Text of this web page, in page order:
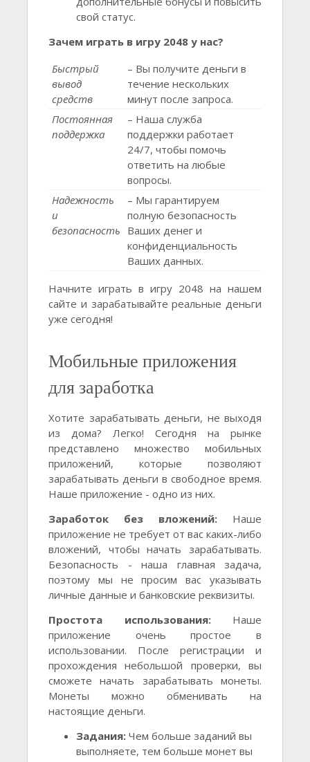
свой статус.
Зачем играть в игру 2048 у нас?
Быстрый
вывод
средств
– Вы получите деньги в
течение нескольких
минут после запроса.
Постоянная
поддержка
– Наша служба
поддержки работает
24/7, чтобы помочь
ответить на любые
вопросы.
Надежность
и
безопасность
– Мы гарантируем
полную безопасность
Ваших денег и
конфиденциальность
Ваших данных.
Начните играть в игру 2048 на нашем
сайте и зарабатывайте реальные деньги
уже сегодня!
Мобильные приложения
для заработка
Хотите зарабатывать деньги, не выходя
из дома? Легко! Сегодня на рынке
представлено множество мобильных
приложений, которые позволяют
зарабатывать деньги в свободное время.
Наше приложение - одно из них.
Заработок без вложений: Наше
приложение не требует от вас каких-либо
вложений, чтобы начать зарабатывать.
Безопасность - наша главная задача,
поэтому мы не просим вас указывать
личные данные и банковские реквизиты.
Простота использования:Наше
приложение очень простое в
использовании. После регистрации и
прохождения небольшой проверки, вы
сможете начать зарабатывать монеты.
Монеты можно обменивать на
настоящие деньги.
Задания: Чем больше заданий вы
выполняете, тем больше монет вы